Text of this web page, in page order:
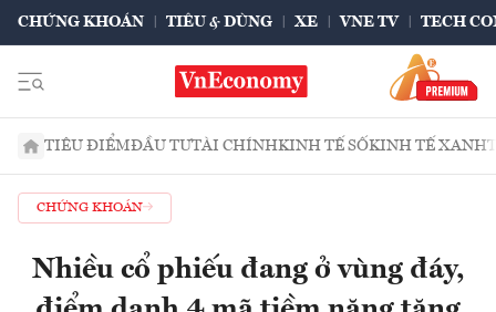
CHỨNG KHOÁN TIÊU & DÙNG XE VNE TV TECH
TIÊU ĐIỂMĐẦU TƯTÀI CHÍNHKINH TẾ SỐKINH TẾ XANH
CHỨNG KHOÁN
Nhiều cổ phiếu đang ở vùng đáy,